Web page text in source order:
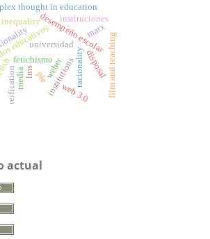
universidad
fetichismo
educativosdesempeño escolar
inequality
racionality
weber
institutions
instituciones
disposal
reification
marx
media film and teaching
ple
lms
web 3.0
thought in education
actual